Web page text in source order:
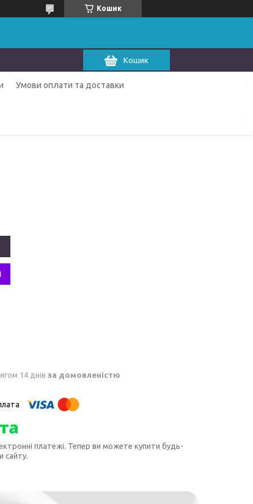
Кошик
Кошик
Умови оплати та доставки
14 днів за домовленістю
платежі. Тепер ви можете купити будь-
сайту.